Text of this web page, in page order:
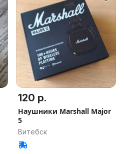
120 р.
Наушники Marshall Major
5
Витебск